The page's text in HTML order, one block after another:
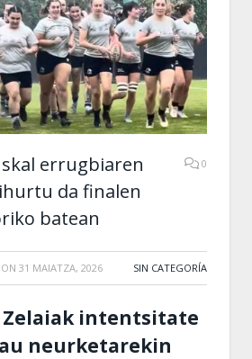
errugbiaren
da finalen
batean
0
ON 31 MAIATZA, 2026 SIN CATEGORÍA
Zelaiak intentsitate
neurketarekin